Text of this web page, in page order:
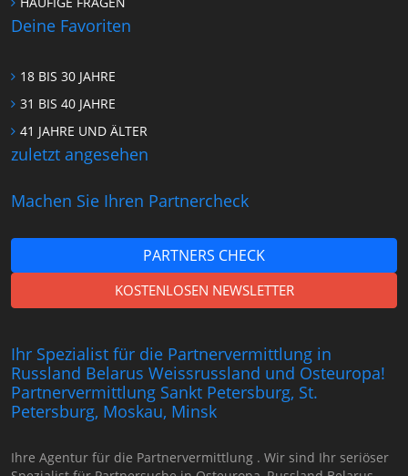
Deine Favoriten
18 BIS 30 JAHRE
31 BIS 40 JAHRE
41 JAHRE UND ÄLTER
zuletzt angesehen
Machen Sie Ihren Partnercheck
PARTNERS CHECK
KOSTENLOSEN NEWSLETTER
Ihr Spezialist für die Partnervermittlung in
Russland Belarus Weissrussland und Osteuropa!
Partnervermittlung Sankt Petersburg, St.
Petersburg, Moskau, Minsk
Ihre Agentur für die Partnervermittlung . Wir sind Ihr seriöser